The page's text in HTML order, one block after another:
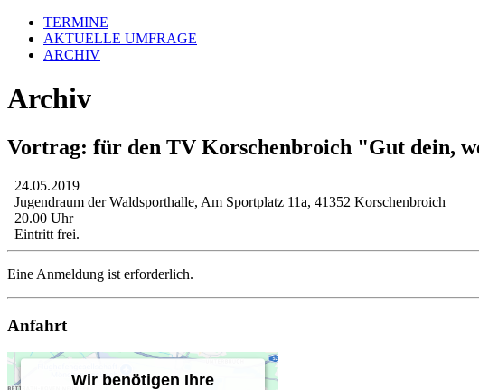
TERMINE
AKTUELLE UMFRAGE
ARCHIV
Archiv
Vortrag: für den TV Korschenbroich "Gut dein,
24.05.2019
Jugendraum der Waldsporthalle, Am Sportplatz 11a, 41352 Korschenbroich
20.00 Uhr
Eintritt frei.
Eine Anmeldung ist erforderlich.
Anfahrt
Wir benötigen Ihre